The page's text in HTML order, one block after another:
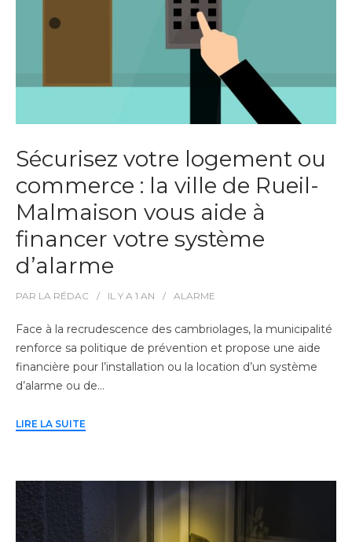
Sécurisez votre logement ou
commerce : la ville de Rueil-
Malmaison vous aide à
financer votre système
d’alarme
PAR LA RÉDAC IL Y A 1 AN ALARME
Face à la recrudescence des cambriolages, la municipalité
renforce sa politique de prévention et propose une aide
financière pour l’installation ou la location d’un système
d’alarme ou de…
LIRE LA SUITE